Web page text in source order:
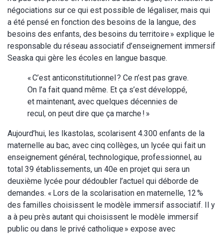
négociations sur ce qui est possible de légaliser, mais qui
a été pensé en fonction des besoins de la langue, des
besoins des enfants, des besoins du territoire » explique le
responsable du réseau associatif d’enseignement immersif
Seaska qui gère les écoles en langue basque.
« C’est anticonstitutionnel ? Ce n’est pas grave.
On l’a fait quand même. Et ça s’est développé,
et maintenant, avec quelques décennies de
recul, on peut dire que ça marche ! »
Aujourd’hui, les Ikastolas, scolarisent 4.300 enfants de la
maternelle au bac, avec cinq collèges, un lycée qui fait un
enseignement général, technologique, professionnel, au
total 39 établissements, un 40e en projet qui sera un
deuxième lycée pour dédoubler l’actuel qui déborde de
demandes. « Lors de la scolarisation en maternelle, 12 %
des familles choisissent le modèle immersif associatif. Il y
a à peu près autant qui choisissent le modèle immersif
public ou dans le privé catholique » expose avec